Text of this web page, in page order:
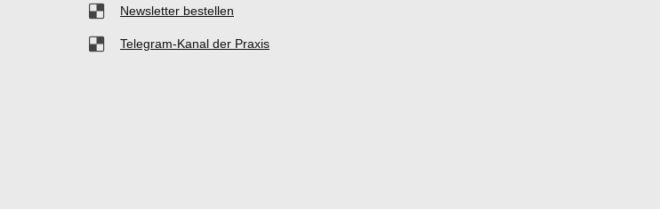
Newsletter bestellen
Telegram-Kanal der Praxis